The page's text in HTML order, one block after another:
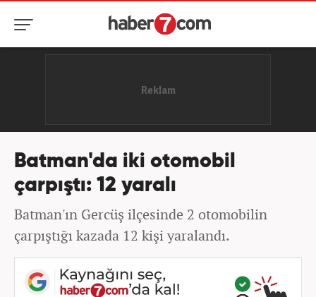
Batman'da iki otomobil
çarpıştı: 12 yaralı
Batman'ın Gercüş ilçesinde 2 otomobilin
çarpıştığı kazada 12 kişi yaralandı.